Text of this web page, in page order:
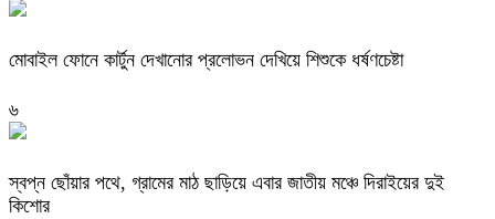
মোবাইল ফোনে কার্টুন দেখানোর প্রলোভন দেখিয়ে শিশুকে ধর্ষণচেষ্টা
৬
স্বপ্ন ছোঁয়ার পথে, গ্রামের মাঠ ছাড়িয়ে এবার জাতীয় মঞ্চে দিরাইয়ের দুই
কিশোর